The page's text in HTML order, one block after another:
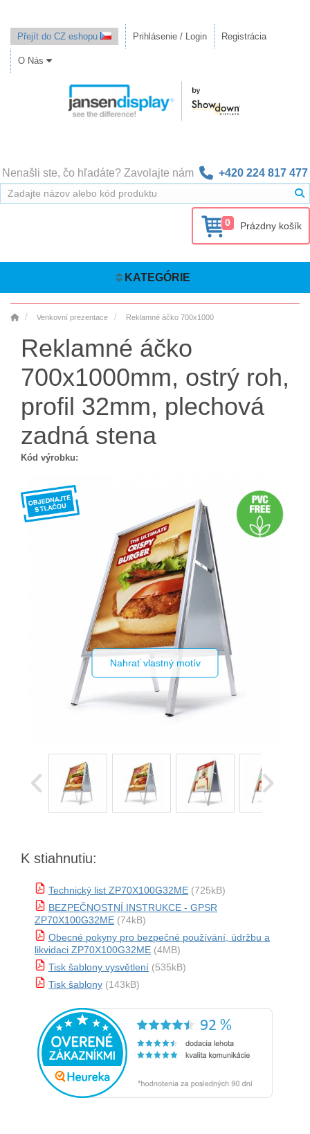
Přejít do CZ eshopu Prihlásenie / Login Registrácia
O Nás
Nenašli ste, čo hľadáte? Zavolajte nám +420 224 817 477
0 Prázdny košík
KATEGÓRIE
Venkovní prezentace Reklamné áčko 700x1000
Reklamné áčko
700x1000mm, ostrý roh,
profil 32mm, plechová
zadná stena
Kód výrobku:
Nahrať vlastný motív
K stiahnutiu:
Technický list ZP70X100G32ME (725kB)
BEZPEČNOSTNÍ INSTRUKCE - GPSR
ZP70X100G32ME (74kB)
Obecné pokyny pro bezpečné používání, údržbu a
likvidaci ZP70X100G32ME (4MB)
Tisk šablony vysvětlení (535kB)
Tisk šablony (143kB)